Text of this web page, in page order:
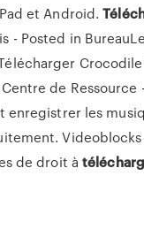
et Android.
-Posted in
Crocodile
Centre de Ressource
enregistrer les
de droit à